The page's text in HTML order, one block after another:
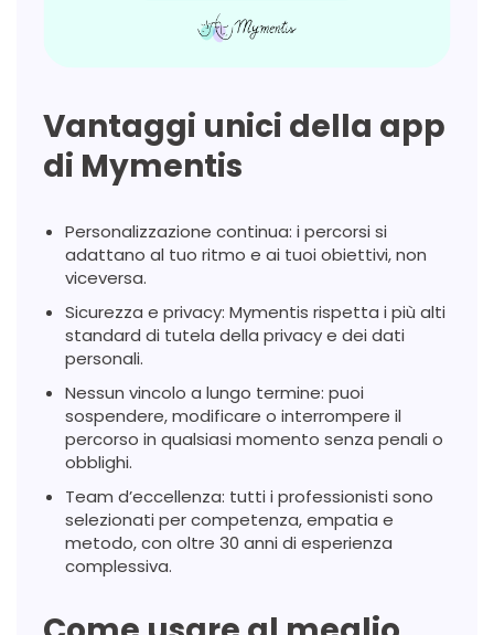
Vantaggi unici della app
di Mymentis
Personalizzazione continua: i percorsi si
adattano al tuo ritmo e ai tuoi obiettivi, non
viceversa.
Sicurezza e privacy: Mymentis rispetta i più alti
standard di tutela della privacy e dei dati
personali.
Nessun vincolo a lungo termine: puoi
sospendere, modificare o interrompere il
percorso in qualsiasi momento senza penali o
obblighi.
Team d’eccellenza: tutti i professionisti sono
selezionati per competenza, empatia e
metodo, con oltre 30 anni di esperienza
complessiva.